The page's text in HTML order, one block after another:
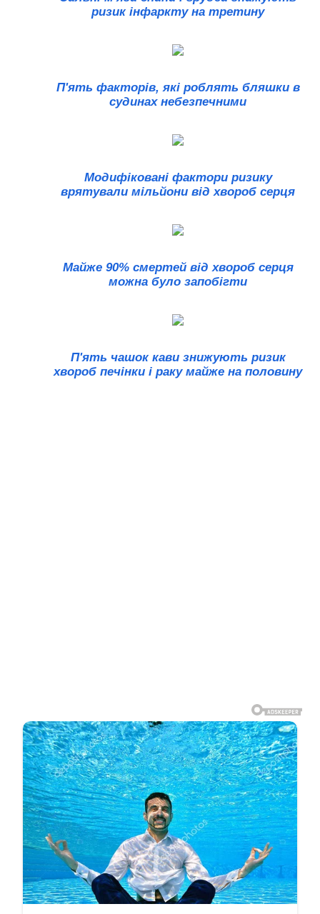
ризик інфаркту на третину
П'ять факторів, які роблять бляшки в
судинах небезпечними
Модифіковані фактори ризику
врятували мільйони від хвороб серця
Майже 90% смертей від хвороб серця
можна було запобігти
П'ять чашок кави знижують ризик
хвороб печінки і раку майже на половину